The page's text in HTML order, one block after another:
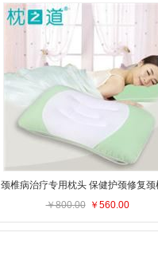
颈椎病治疗专用枕头 保健护颈修复颈
芯 可水洗女士枕
￥800.00 ￥560.00